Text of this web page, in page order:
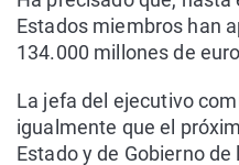
Estados miembros han
134.000 millones de
La jefa del ejecutivo
igualmente que el
Estado y de Gobierno de